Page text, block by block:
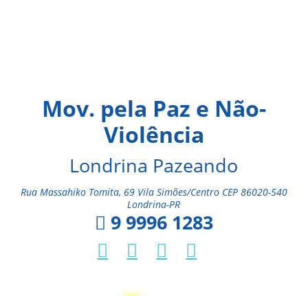
Mov. pela Paz e Não-
Violência
Londrina Pazeando
Rua Massahiko Tomita, 69 Vila Simões/Centro CEP 86020-540
Londrina-PR
9 9996 1283